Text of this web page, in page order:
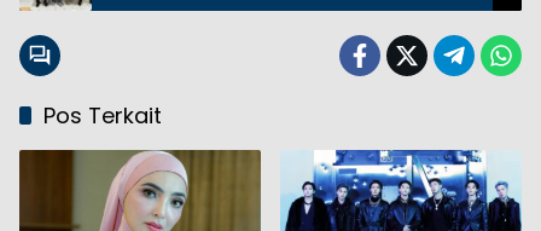
Pos Terkait